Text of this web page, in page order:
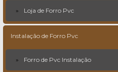
Loja de Forro Pvc
Instalação de Forro Pvc
Forro de Pvc Instalação